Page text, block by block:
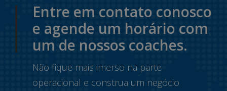
Entre em contato conosco
e agende um horário com
um de nossos coaches.
Não fique mais imerso na parte
operacional e construa um negócio